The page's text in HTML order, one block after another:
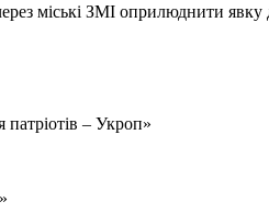
міські ЗМІ оприлюднити явку
патріотів – Укроп»